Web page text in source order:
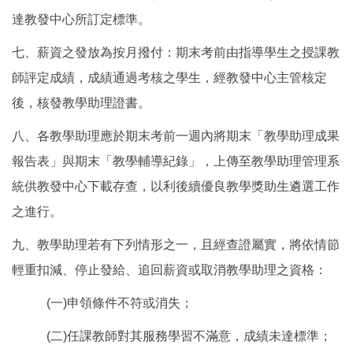
達教發中心所訂定標準。
七、薪資之發放為按月撥付：期末考前由指導學生之授課教
師評定成績，成績通過考核之學生，經教發中心主管核定
後，核發教學助理證書。
八、各教學助理應於期末考前一週內將期末「教學助理成果
報告表」與期末「教學輔導紀錄」，上傳至教學助理管理系
統供教發中心下載存查，以利後續優良教學獎助生遴選工作
之進行。
九、教學助理若有下列情形之一，且經查證屬實，將依情節
輕重扣減、停止發給、追回薪資或取消教學助理之資格：
(一)申領條件不符或消失；
(二)任課教師對其服務學習不滿意，成績未達標準；